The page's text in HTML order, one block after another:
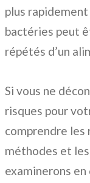
plus
bactéries peut
répétés d’un
Si vous ne
risques pour
comprendre les
méthodes et
examinerons